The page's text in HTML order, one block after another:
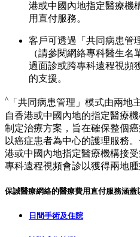
港或中國內地指定醫療機
用直付服務。
客戶可透過「共同病患管
（請參閱網絡專科醫生
過面診或跨專科遠程視頻
的支援。
^ 「共同病患管理」模式由兩地
自香港或中國內地的指定醫療
制定治療方案，旨在確保整個
以癌症患者為中心的護理服務
港或中國內地指定醫療機構接
專科遠程視頻會診以獲得兩地腫
保誠醫療網絡的醫療費用直付服務涵蓋
日間手術及住院